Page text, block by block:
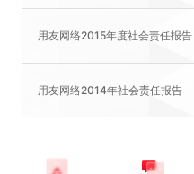
用友网络2015年度社会责任报告
用友网络2014年社会责任报告